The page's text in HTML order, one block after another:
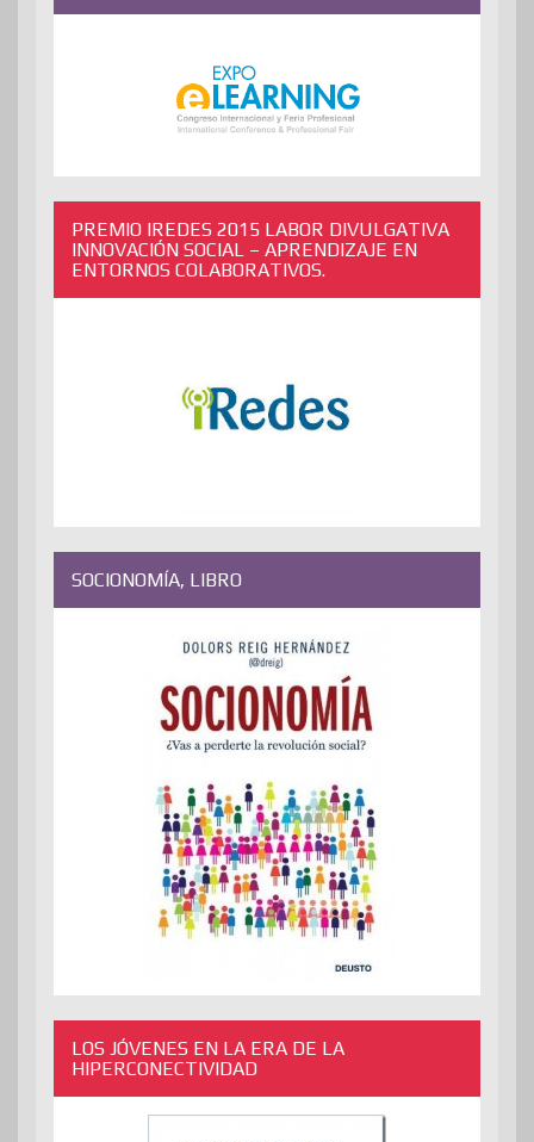
PREMIO IREDES 2015 LABOR DIVULGATIVA
INNOVACIÓN SOCIAL – APRENDIZAJE EN
ENTORNOS COLABORATIVOS.
SOCIONOMÍA, LIBRO
LOS JÓVENES EN LA ERA DE LA
HIPERCONECTIVIDAD